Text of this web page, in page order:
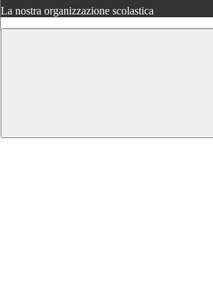
La nostra organizzazione scolastica